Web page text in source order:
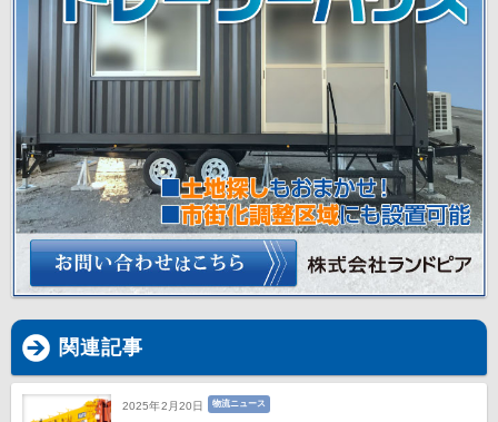
関連記事
2025年2月20日 物流ニュース